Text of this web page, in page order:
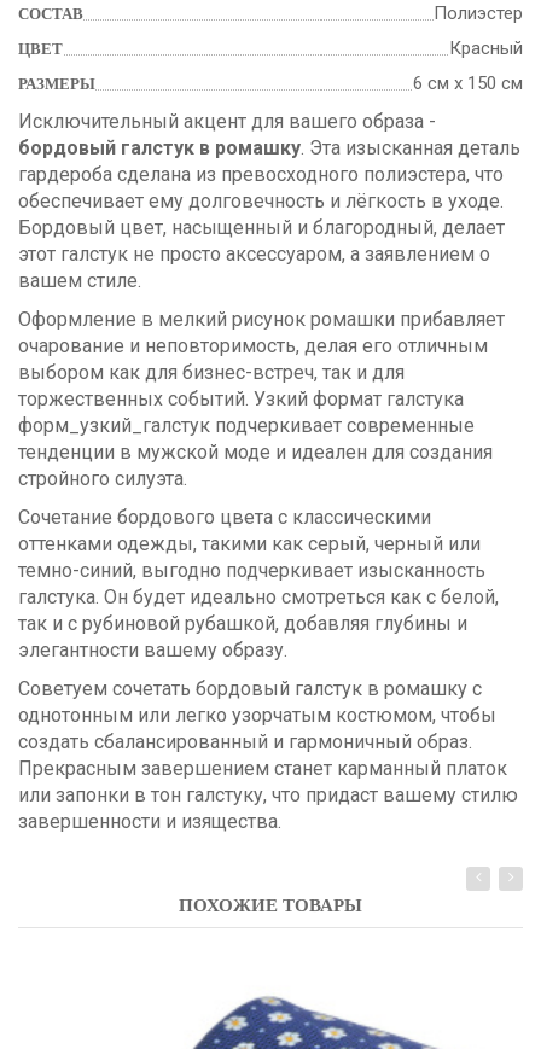
СОСТАВ Полиэстер
ЦВЕТ Красный
РАЗМЕРЫ 6 см х 150 см
Исключительный акцент для вашего образа -
бордовый галстук в ромашку. Эта изысканная деталь
гардероба сделана из превосходного полиэстера, что
обеспечивает ему долговечность и лёгкость в уходе.
Бордовый цвет, насыщенный и благородный, делает
этот галстук не просто аксессуаром, а заявлением о
вашем стиле.
Оформление в мелкий рисунок ромашки прибавляет
очарование и неповторимость, делая его отличным
выбором как для бизнес-встреч, так и для
торжественных событий. Узкий формат галстука
форм_узкий_галстук подчеркивает современные
тенденции в мужской моде и идеален для создания
стройного силуэта.
Сочетание бордового цвета с классическими
оттенками одежды, такими как серый, черный или
темно-синий, выгодно подчеркивает изысканность
галстука. Он будет идеально смотреться как с белой,
так и с рубиновой рубашкой, добавляя глубины и
элегантности вашему образу.
Советуем сочетать бордовый галстук в ромашку с
однотонным или легко узорчатым костюмом, чтобы
создать сбалансированный и гармоничный образ.
Прекрасным завершением станет карманный платок
или запонки в тон галстуку, что придаст вашему стилю
завершенности и изящества.
ПОХОЖИЕ ТОВАРЫ